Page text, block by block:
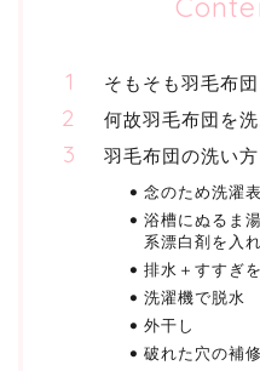
そもそも羽毛布
何故羽毛布団を
羽毛布団の洗い方
念のため洗濯
浴槽にぬるま
系漂白剤を入
排水＋すすぎ
洗濯機で脱水
外干し
破れた穴の補修